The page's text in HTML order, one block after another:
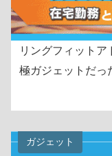
リングフィットア
極ガジェットだっ
ガジェット